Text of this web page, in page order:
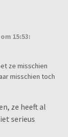
15:53:
ze misschien
misschien toch
ze heeft al
serieus